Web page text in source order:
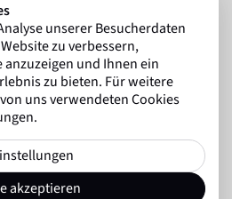
unserer Besucherdaten
zu verbessern,
und Ihnen ein
zu bieten. Für weitere
uns verwendeten Cookies
akzeptieren